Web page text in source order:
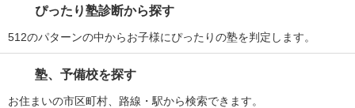
ぴったり塾診断から探す
512のパターンの中からお子様にぴったりの塾を判定します。
塾、予備校を探す
お住まいの市区町村、路線・駅から検索できます。